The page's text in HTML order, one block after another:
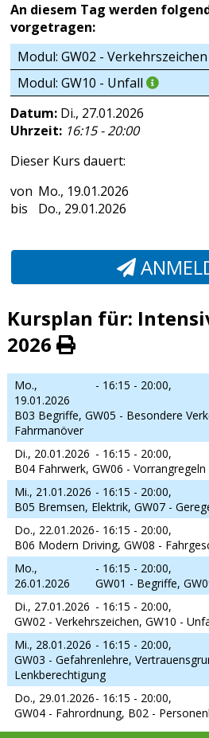
An diesem Tag werden
vorgetragen:
Modul: GW02 - Verkehrszeichen
Modul: GW10 - Unfall
Datum: Di., 27.01.2026
Uhrzeit: 16:15 - 20:00
Dieser Kurs dauert:
Mo., 19.01.2026
Do., 29.01.2026
Kursplan für:
2026
Mo.,
19.01.2026
- 16:15 - 20:00,
B03 Begriffe, GW05 - Besondere
Fahrmanöver
Di., 20.01.2026 - 16:15 - 20:00,
B04 Fahrwerk, GW06 - Vorrangregeln
Mi., 21.01.2026 - 16:15 - 20:00,
B05 Bremsen, Elektrik, GW07 -
Do., 22.01.2026- 16:15 - 20:00,
B06 Modern Driving, GW08 -
Mo.,
26.01.2026
- 16:15 - 20:00,
GW01 - Begriffe,
Di., 27.01.2026 - 16:15 - 20:00,
GW02 - Verkehrszeichen, GW10 -
Mi., 28.01.2026 - 16:15 - 20:00,
GW03 - Gefahrenlehre,
Lenkberechtigung
Do., 29.01.2026- 16:15 - 20:00,
GW04 - Fahrordnung, B02 -